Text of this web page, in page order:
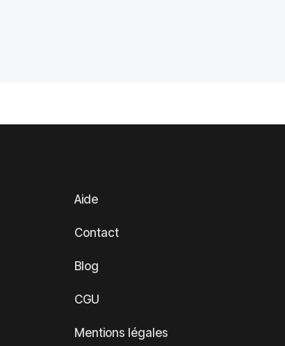
Aide
Contact
Blog
CGU
Mentions légales